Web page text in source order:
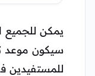
السعودية
يمكن للجميع
سيكون موعد
للمستفيدين